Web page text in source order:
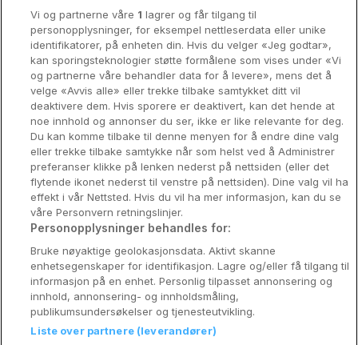
Stavanger
Bergen
Utforsk Norden
Om Coop HotellKupp
Konkurranse
Koselig avbrekk
Velvære i var
Premiumhotell
Venninnetur
Reservasjonsspørsmål:
Vi og partnerne våre 1 lagrer og får tilgang til
personopplysninger, for eksempel nettleserdata eller unike
identifikatorer, på enheten din. Hvis du velger «Jeg godtar»,
kan sporingsteknologier støtte formålene som vises under «Vi
og partnerne våre behandler data for å levere», mens det å
velge «Avvis alle» eller trekke tilbake samtykket ditt vil
deaktivere dem. Hvis sporere er deaktivert, kan det hende at
noe innhold og annonser du ser, ikke er like relevante for deg.
Du kan komme tilbake til denne menyen for å endre dine valg
eller trekke tilbake samtykke når som helst ved å Administrer
preferanser klikke på lenken nederst på nettsiden (eller det
flytende ikonet nederst til venstre på nettsiden). Dine valg vil ha
effekt i vår Nettsted. Hvis du vil ha mer informasjon, kan du se
våre Personvern retningslinjer.
Personopplysninger behandles for:
Bruke nøyaktige geolokasjonsdata. Aktivt skanne
enhetsegenskaper for identifikasjon. Lagre og/eller få tilgang til
informasjon på en enhet. Personlig tilpasset annonsering og
innhold, annonsering- og innholdsmåling,
publikumsundersøkelser og tjenesteutvikling.
Liste over partnere (leverandører)